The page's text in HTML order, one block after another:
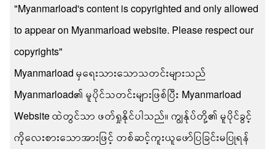
"Myanmarload's content is copyrighted and only allowed
to appear on Myanmarload website. Please respect our
copyrights"
Myanmarload မှရေးသားသောသတင်းများသည်
Myanmarload၏ မူပိုင်သတင်းများဖြစ်ပြီး Myanmarload
Website ထဲတွင်သာ ဖတ်ရှုနိုင်ပါသည်။ ကျွန်ုပ်တို့၏ မူပိုင်ခွင့်
ကိုလေးစားသောအားဖြင့် တစ်ဆင့်ကူးယူဖော်ပြခြင်းမပြုရန်